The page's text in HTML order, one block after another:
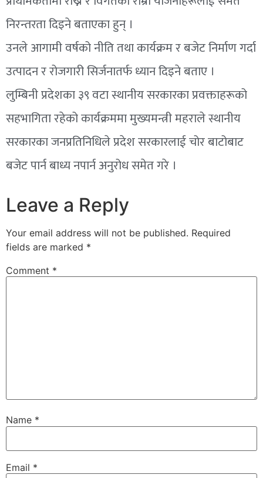
निरन्तरता दिइने बताएका हुन् ।
उनले आगामी वर्षको नीति तथा कार्यक्रम र बजेट निर्माण गर्दा
उत्पादन र रोजगारी सिर्जनातर्फ ध्यान दिइने बताए ।
लुम्बिनी प्रदेशका ३९ वटा स्थानीय सरकारका प्रवक्ताहरूको
सहभागिता रहेको कार्यक्रममा मुख्यमन्त्री महराले स्थानीय
सरकारका जनप्रतिनिधिले प्रदेश सरकारलाई चोर बाटोबाट
बजेट पार्न बाध्य नपार्न अनुरोध समेत गरे ।
Leave a Reply
Your email address will not be published. Required
fields are marked *
Comment *
Name *
Email *